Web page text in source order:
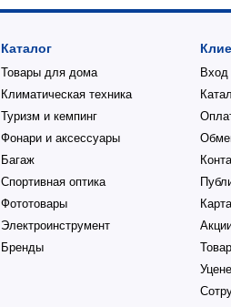
Каталог
Товары для дома
Климатическая техника
Туризм и кемпинг
Фонари и аксессуары
Багаж
Спортивная оптика
Фототовары
Электроинструмент
Бренды
Вход